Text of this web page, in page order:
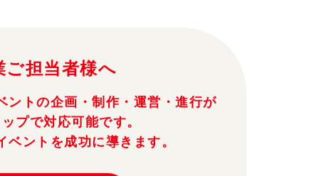
ご担当者様へ
ントの企画・制作・運営・進行が
プで対応可能です。
ベントを成功に導きます。